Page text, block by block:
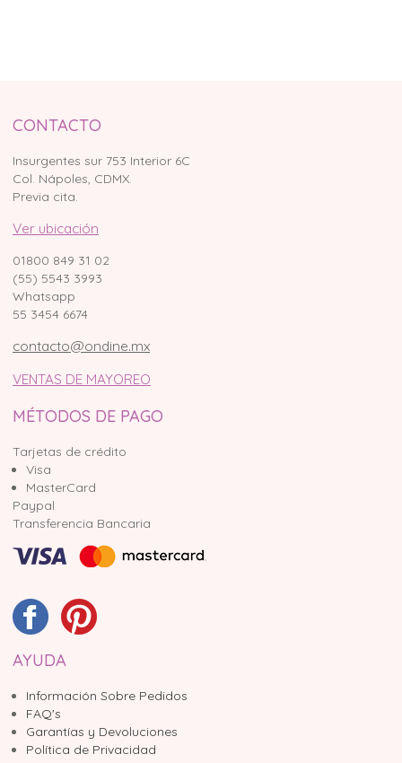
CONTACTO
Insurgentes sur 753 Interior 6C
Col. Nápoles, CDMX.
Previa cita.
Ver ubicación
01800 849 31 02
(55) 5543 3993
Whatsapp
55 3454 6674
contacto@ondine.mx
VENTAS DE MAYOREO
MÉTODOS DE PAGO
Tarjetas de crédito
Visa
MasterCard
Paypal
Transferencia Bancaria
AYUDA
Información Sobre Pedidos
FAQ's
Garantías y Devoluciones
Política de Privacidad